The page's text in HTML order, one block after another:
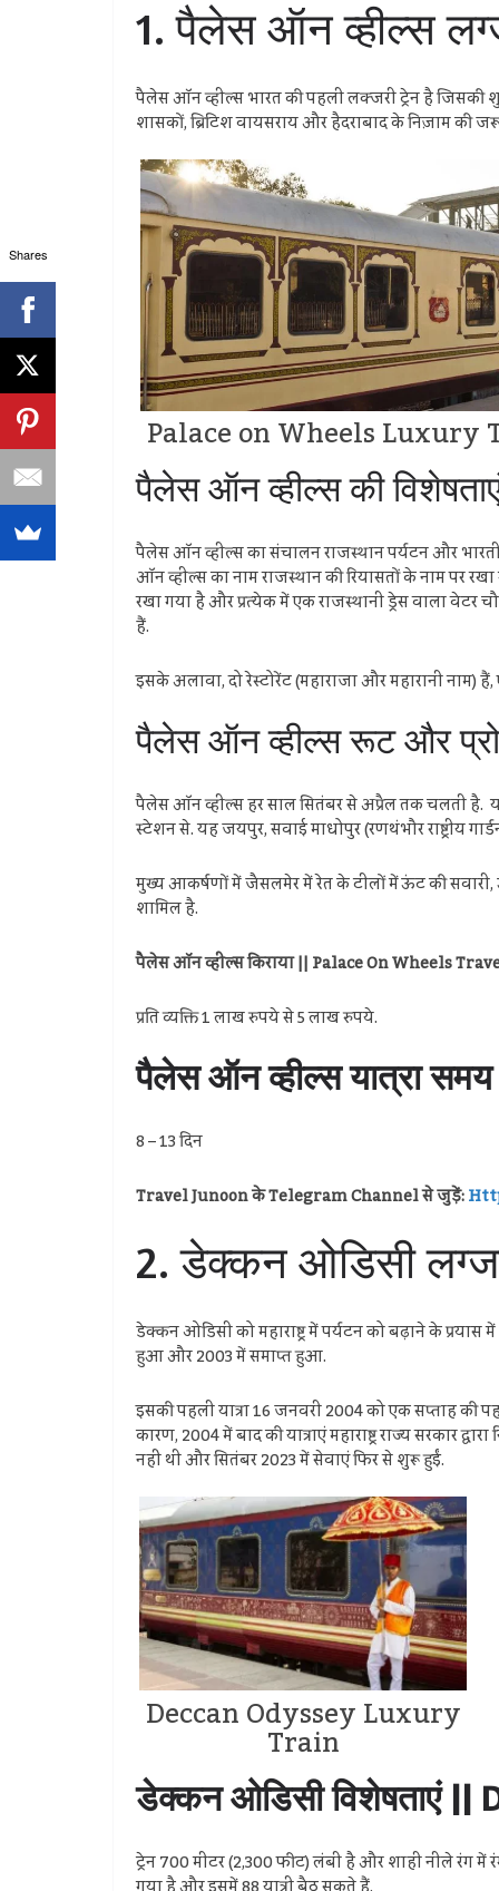
1. पैलेस ऑन व्हील्स
पैलेस ऑन व्हील्स भारत की पहली लक्जरी ट्रेन है जिसकी
शासकों, ब्रिटिश वायसराय और हैदराबाद के निज़ाम
Palace on Wheels Luxury
पैलेस ऑन व्हील्स की
पैलेस ऑन व्हील्स का संचालन राजस्थान पर्यटन और
ऑन व्हील्स का नाम राजस्थान की रियासतों के नाम पर
रखा गया है और प्रत्येक में एक राजस्थानी ड्रेस वाला वेटर
हैं.
इसके अलावा, दो रेस्टोरेंट (महाराजा और महारानी
पैलेस ऑन व्हील्स रूट और
पैलेस ऑन व्हील्स हर साल सितंबर से अप्रैल तक चलती है.
स्टेशन से. यह जयपुर, सवाई माधोपुर (रणथंभौर राष्ट्रीय
मुख्य आकर्षणों में जैसलमेर में रेत के टीलों में ऊंट की
शामिल है.
पैलेस ऑन व्हील्स किराया || Palace On Wheels
प्रति व्यक्ति 1 लाख रुपये से 5 लाख रुपये.
पैलेस ऑन व्हील्स यात्रा
8 – 13 दिन
Travel Junoon के Telegram Channel से जुड़ें:
2. डेक्कन ओडिसी
डेक्कन ओडिसी को महाराष्ट्र में पर्यटन को बढ़ाने के प्रयास
हुआ और 2003 में समाप्त हुआ.
इसकी पहली यात्रा 16 जनवरी 2004 को एक सप्ताह की
कारण, 2004 में बाद की यात्राएं महाराष्ट्र राज्य सरकार
नहीं थी और सितंबर 2023 में सेवाएं फिर से शुरू हुईं.
Deccan Odyssey Luxury
Train
डेक्कन ओडिसी विशेषताएं ||
ट्रेन 700 मीटर (2,300 फीट) लंबी है और शाही नीले रंग में
Shares